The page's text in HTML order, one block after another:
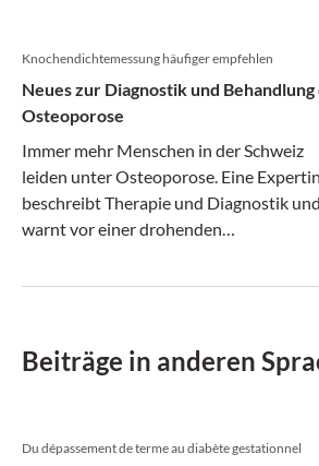
Knochendichtemessung häufiger empfehlen
Neues zur Diagnostik und
Osteoporose
Immer mehr Menschen in der Schweiz
leiden unter Osteoporose. Eine Expertin
beschreibt Therapie und Diagnostik und
warnt vor einer drohenden
Beiträge in anderen
Du dépassement de terme au diabète gestationnel